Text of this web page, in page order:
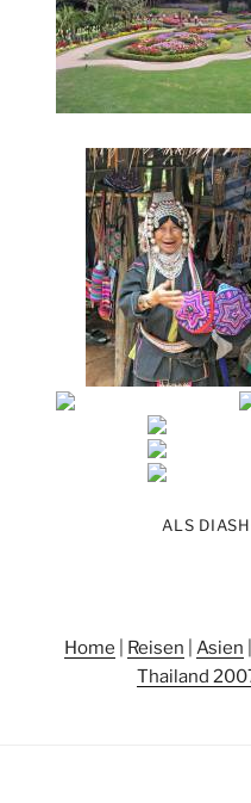
ALS
Home Reisen Asien
Thailand